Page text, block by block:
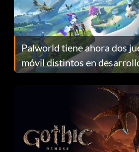
Palworld tiene ahora dos
móvil distintos en
continuación te explicamos